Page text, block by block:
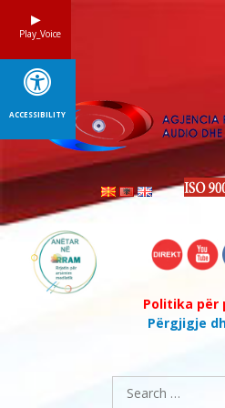
Politika për
Përgjigje
Search
for:
Play_Voice
ACCESSIBILITY